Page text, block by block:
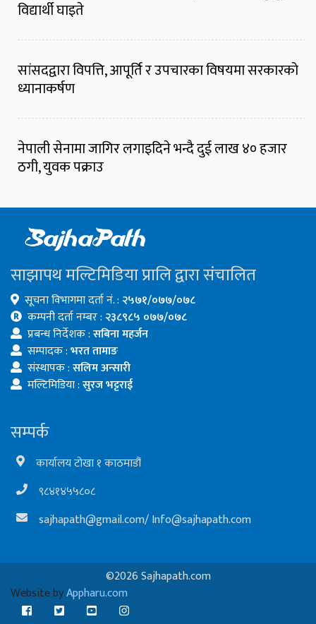
विद्यार्थी घाइते
सांसदद्वारा विपत्ति, आपूर्ति र उपचारका विषयमा सरकारको
ध्यानाकर्षण
नेपाली सेनामा जागिर लगाइदिने भन्दै दुई लाख ४० हजार
ठगी, युवक पक्राउ
साझापथ मल्टिमिडिया प्रालि द्वारा संचालित
सूचना विभागमा दर्ता नं. : २५७१/०७७/०७८
कम्पनी दर्ता नम्बर : २३८९८५ ०७७/०७८
प्रबन्ध निर्देशक :सबिना महर्जन
सम्पादक :भरत तामाङ
संस्थापक :सलिम अन्सारी
मल्टिमिडिया :सुरज भट्टराई
सम्पर्क
कार्यालय टोखा १ काठमाडौं
९८४१४५५८०८
sajhapath@gmail.com/Info@sajhapath.com
©2026 Sajhapath.com
Website byAppharu.com